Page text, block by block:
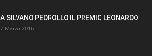
A SILVANO PEDROLLO IL PREMIO LEONARDO
7 Marzo 2016